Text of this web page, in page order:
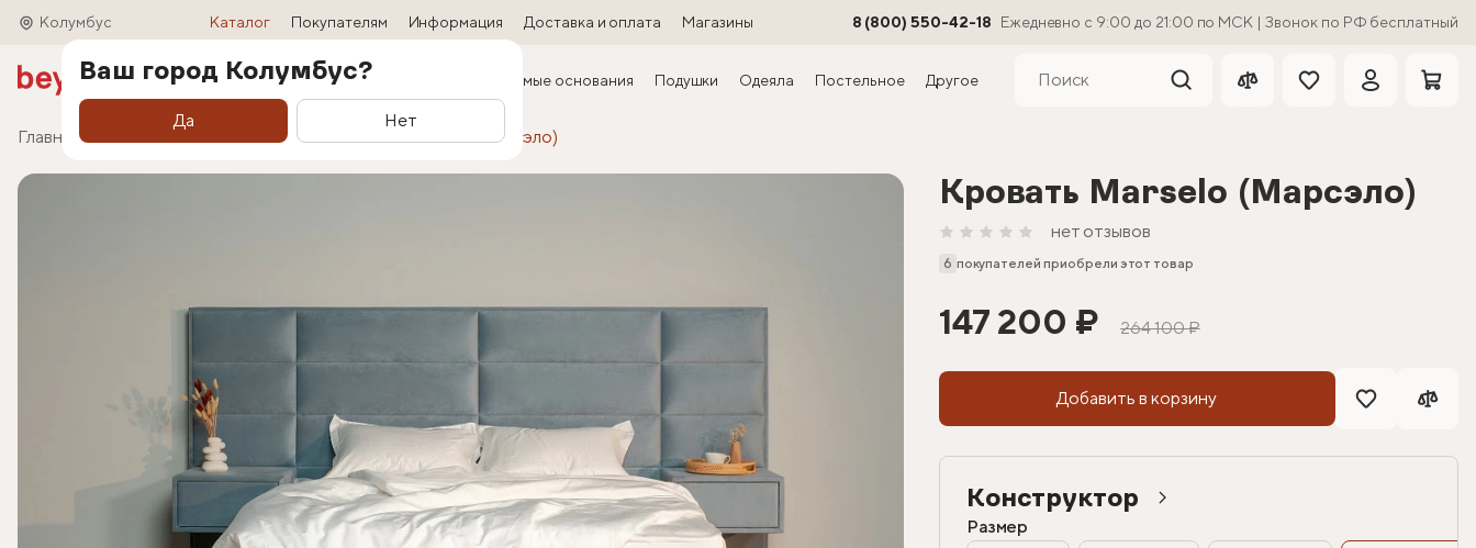
Колумбус Каталог Покупателям Информация Доставка и оплата Магазины 8 (800) 550-42-18 Ежедневно с 9:00 до 21:00 по МСК | Звонок по РФ бесплатный
Акции Матрасы Кровати Трансформируемые основания Подушки Одеяла Постельное Другое
Главная Кровати Кровать Marselo (Марсэло)
Кровать Marselo (Марсэло)
нет отзывов
6 покупателей приобрели этот товар
147 200 ₽ 264 100 ₽
Добавить в корзину
Конструктор
Размер
Ваш город Колумбус?
Да Нет